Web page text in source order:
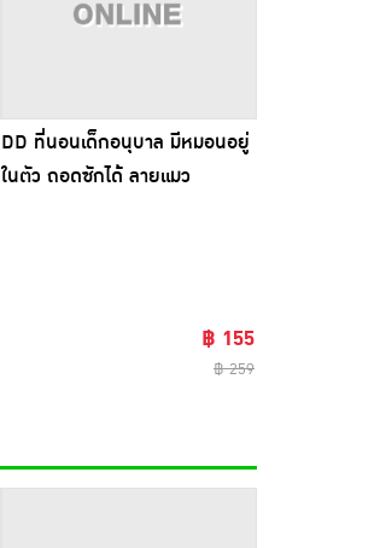
DD ที่นอนเด็กอนุบาล มีหมอนอยู่
ในตัว ถอดซักได้ ลายแมว
฿ 155
฿ 259